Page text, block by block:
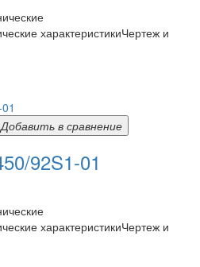
характеристикиЧертеж и
Добавить в сравнение
92S1-01
характеристикиЧертеж и